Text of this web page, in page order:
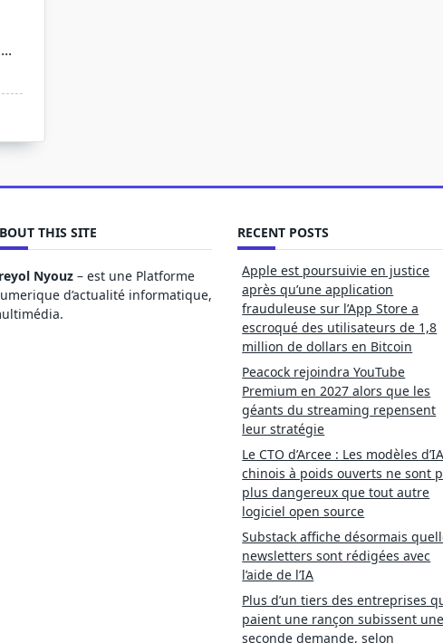
...
THIS SITE
Nyouz – est une Platforme
d’actualité informatique,
RECENT POSTS
Apple est poursuivie en justice
après qu’une application
frauduleuse sur l’App Store a
escroqué des utilisateurs de 1,8
million de dollars en Bitcoin
Peacock rejoindra YouTube
Premium en 2027 alors que les
géants du streaming repensent
leur stratégie
Le CTO d’Arcee : Les modèles d’IA
chinois à poids ouverts ne sont
plus dangereux que tout autre
logiciel open source
Substack affiche désormais
newsletters sont rédigées avec
l’aide de l’IA
Plus d’un tiers des entreprises
paient une rançon subissent une
seconde demande, selon